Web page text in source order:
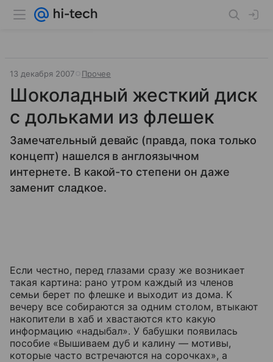
13 декабря 2007 Прочее
Шоколадный жесткий диск
с дольками из флешек
Замечательный девайс (правда, пока только
концепт) нашелся в англоязычном
интернете. В какой-то степени он даже
заменит сладкое.
Если честно, перед глазами сразу же возникает
такая картина: рано утром каждый из членов
семьи берет по флешке и выходит из дома. К
вечеру все собираются за одним столом, втыкают
накопители в хаб и хвастаются кто какую
информацию «надыбал». У бабушки появилась
пособие «Вышиваем дуб и калину — мотивы,
которые часто встречаются на сорочках», а